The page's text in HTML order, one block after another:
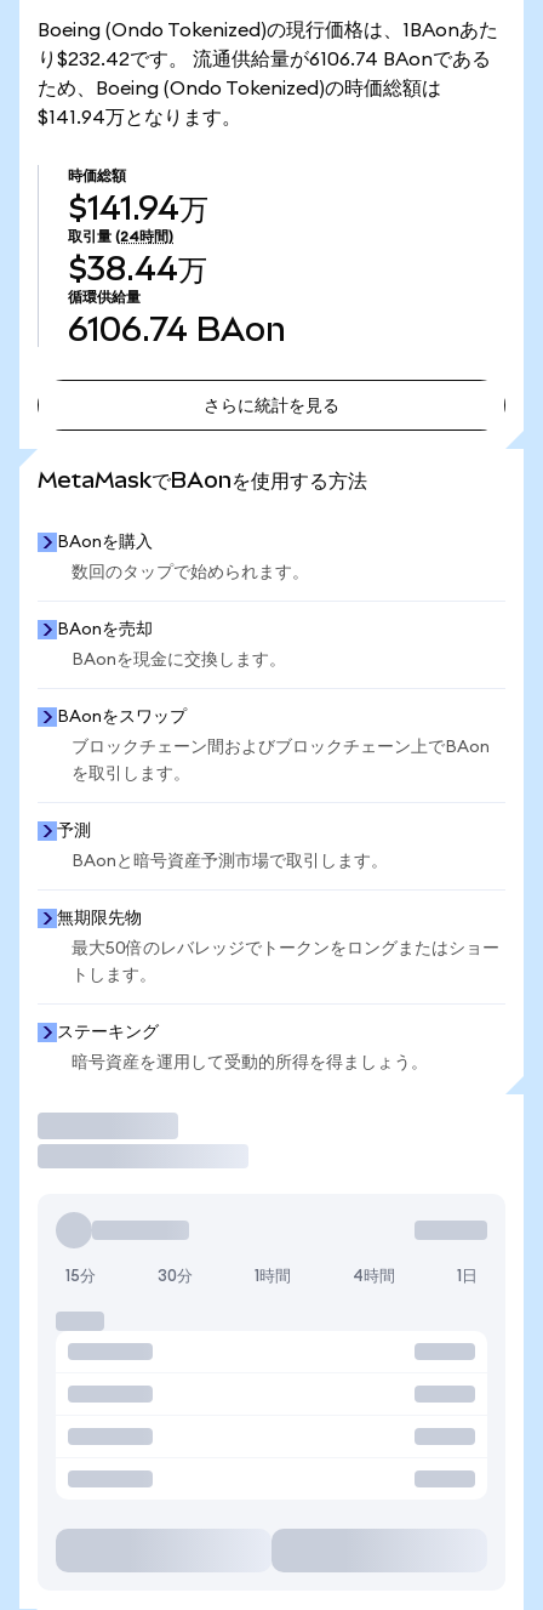
Boeing (Ondo Tokenized)の現行価格は、1BAonあた
り$232.42です。 流通供給量が6106.74 BAonである
ため、Boeing (Ondo Tokenized)の時価総額は
$141.94万となります。
時価総額
$141.94万
取引量 (24時間)
$38.44万
循環供給量
6106.74 BAon
さらに統計を見る
MetaMaskでBAonを使用する方法
BAonを購入
数回のタップで始められます。
BAonを売却
BAonを現金に交換します。
BAonをスワップ
ブロックチェーン間およびブロックチェーン上でBAon
を取引します。
予測
BAonと暗号資産予測市場で取引します。
無期限先物
最大50倍のレバレッジでトークンをロングまたはショー
トします。
ステーキング
暗号資産を運用して受動的所得を得ましょう。
15分 30分 1時間 4時間 1日